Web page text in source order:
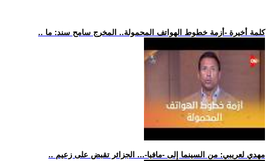
.. كلمة أخيرة -أزمة خطوط الهواتف المحمولة.. المخرج سامح سند: ما
.. مهدي لعريبي: من السينما إلى -مافيا-... الجزائر تقبض على زعيم